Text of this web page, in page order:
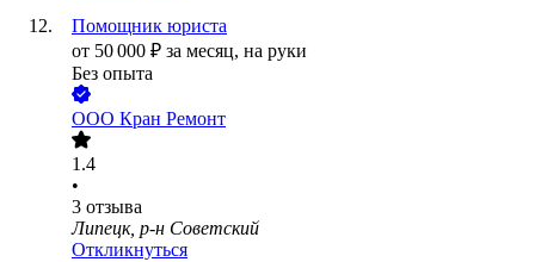
Помощник юриста
от 50 000 ₽ за месяц, на руки
Без опыта
ООО Кран Ремонт
1.4
•
3 отзыва
Липецк, р-н Советский
Откликнуться